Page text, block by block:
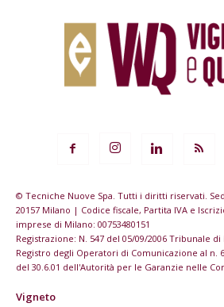
© Tecniche Nuove Spa. Tutti i diritti riservati.
20157 Milano | Codice fiscale, Partita IVA e
imprese di Milano: 00753480151
Registrazione: N. 547 del 05/09/2006 Tribunale
Registro degli Operatori di Comunicazione al n.
del 30.6.01 dell'Autorità per le Garanzie nelle
Vigneto